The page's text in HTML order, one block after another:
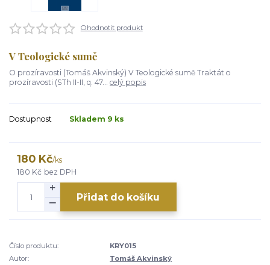
Ohodnotit produkt
V Teologické sumě
O prozíravosti (Tomáš Akvinský) V Teologické sumě Traktát o
prozíravosti (STh II-II, q. 47... celý popis
Dostupnost Skladem 9 ks
180 Kč/ks
180 Kč bez DPH
Přidat do košíku
Číslo produktu:
KRY015
Autor:
Tomáš Akvinský